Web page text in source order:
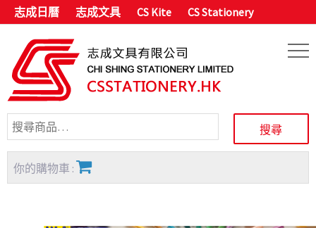
志成日曆 志成文具 CS Kite CS Stationery
你的購物車 :